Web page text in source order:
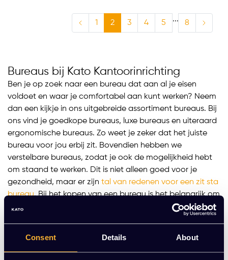
Consent Details About
1 2 3 4 5 ... 8
Bureaus bij Kato Kantoorinrichting
Ben je op zoek naar een bureau dat aan al je eisen
voldoet en waar je comfortabel aan kunt werken? Neem
dan een kijkje in ons uitgebreide assortiment bureaus. Bij
ons vind je goedkope bureaus, luxe bureaus en uiteraard
ergonomische bureaus. Zo weet je zeker dat het juiste
bureau voor jou erbij zit. Bovendien hebben we
verstelbare bureaus, zodat je ook de mogelijkheid hebt
om staand te werken. Dit is niet alleen goed voor je
gezondheid, maar er zijn tal van redenen voor een zit sta
bureau. Bij het kopen van een bureau is het belangrijk om
verschillende aspecten in overweging te nemen.
Het juiste bureau voor jou
Om op een goede en ergonomische manier aan een
bureau te kunnen werken, is het belangrijk dat het bureau